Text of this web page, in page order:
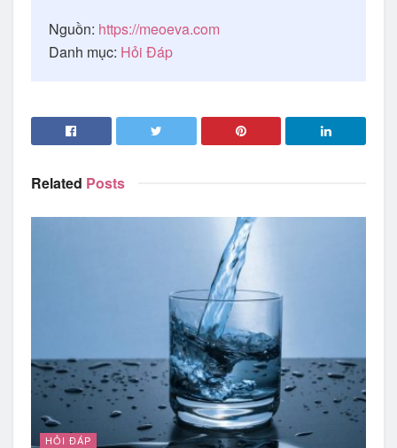
Nguồn: https://meoeva.com
Danh mục: Hỏi Đáp
Related Posts
HỎI ĐÁP